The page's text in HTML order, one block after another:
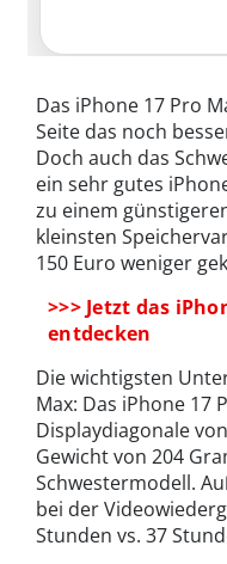
Das iPhone 17 Pro
Seite das noch
Doch auch das
ein sehr gutes
zu einem
kleinsten
150 Euro weniger
>>> Jetzt das
entdecken
Die wichtigsten
Max: Das iPhone 17
Displaydiagonale
Gewicht von 204
Schwestermodell.
bei der
Stunden vs. 37